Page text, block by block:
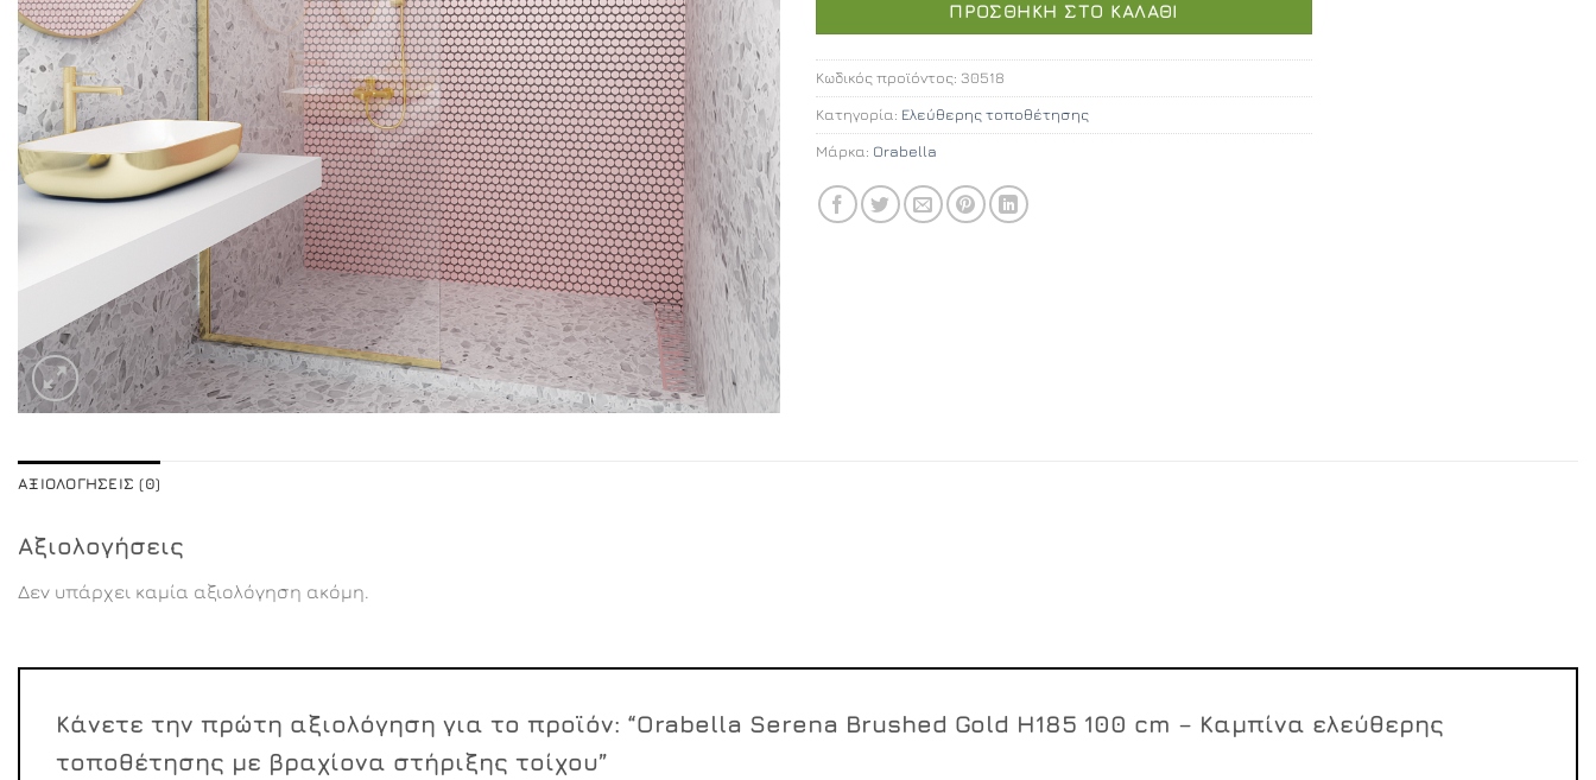
€212,40.
ΠΡΟΣΘΉΚΗ ΣΤΟ ΚΑΛΆΘΙ
Κωδικός προϊόντος: 30518
Κατηγορία: Ελεύθερης τοποθέτησης
Μάρκα: Orabella
ΑΞΙΟΛΟΓΉΣΕΙΣ (0)
Αξιολογήσεις
Δεν υπάρχει καμία αξιολόγηση ακόμη.
Κάνετε την πρώτη αξιολόγηση για το προϊόν: “Orabella Serena Brushed Gold H185 100 cm – Καμπίνα ελεύθερης
τοποθέτησης με βραχίονα στήριξης τοίχου”